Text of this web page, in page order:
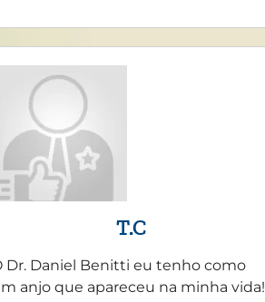
T.C
Dr. Daniel Benitti eu tenho como
anjo que apareceu na minha vida!